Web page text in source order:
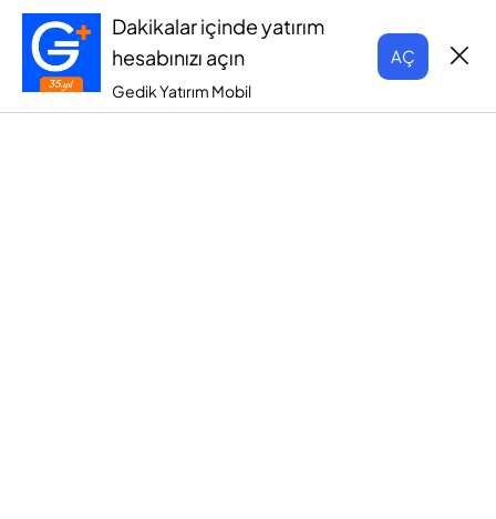
Dakikalar içinde yatırım
hesabınızı açın
Gedik Yatırım Mobil
AÇ